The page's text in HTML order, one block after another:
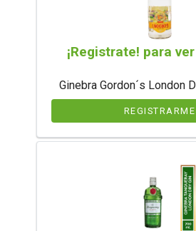
¡Registrate! para
Ginebra Gordon´s London
REGISTRARME